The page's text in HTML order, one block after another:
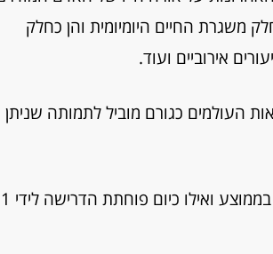
משגרת החיים היומיומית והן כחלק
אירוביים ועוד.
העולמים כגורם מוביל לתמותה שניתן